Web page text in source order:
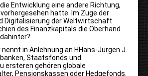
Entwicklung eine andere Richtung,
hatte. Im Zuge der
Digitalisierung der Weltwirtschaft
des Finanzkapitals die Oberhand.
in Anlehnung an HHans-Jürgen J.
Staatsfonds und
ersteren gehören globale
Pensionskassen oder Hedgefonds.